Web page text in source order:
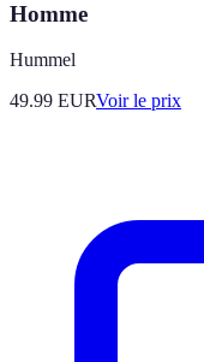
Homme
Hummel
49.99 EURVoir le prix